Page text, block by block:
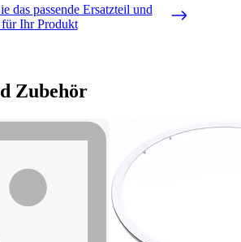
das passende Ersatzteil und
Ihr Produkt
Zubehör